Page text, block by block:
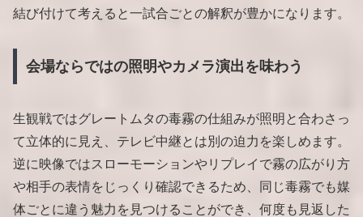
結び付けて考えると一試合ごとの解釈が豊かになります。
会場ならではの照明やカメラ演出を味わう
生観戦ではグレートムタの毒霧の仕組みが照明と合わさっ
て立体的に見え、テレビ中継とは別の迫力を楽しめます。
逆に映像ではスローモーションやリプレイで霧の広がり方
や相手の表情をじっくり確認できるため、同じ毒霧でも媒
体ごとに違う魅力を見つけることができ、何度も見返した